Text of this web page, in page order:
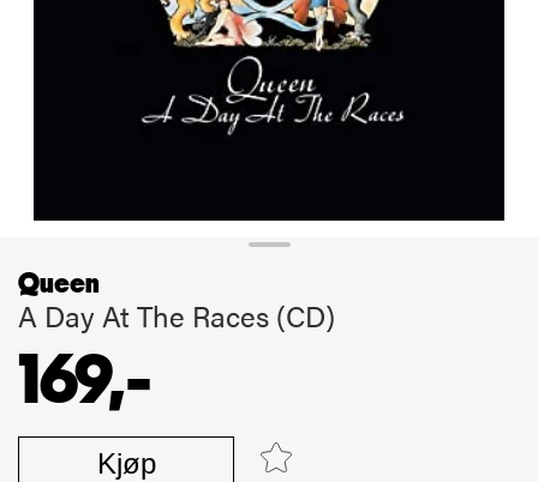
Queen
A Day At The Races (CD)
169,-
Kjøp